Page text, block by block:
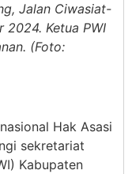
Jalan Ciwasiat-
2024. Ketua PWI
(Foto:
Hak Asasi
sekretariat
Kabupaten